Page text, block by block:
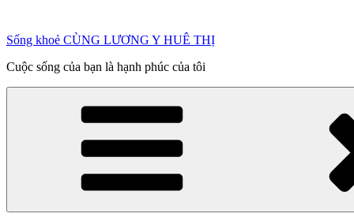
phần
dung
Sống khoẻ CÙNG LƯƠNG Y HUÊ THỊ
Cuộc sống của bạn là hạnh phúc của tôi